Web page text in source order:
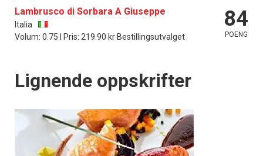
Lambrusco di Sorbara A Giuseppe
Italia
Volum: 0.75 l Pris: 219.90 kr Bestillingsutvalget
84
POENG
Lignende oppskrifter